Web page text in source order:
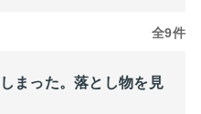
全9件
まった。落とし物を見